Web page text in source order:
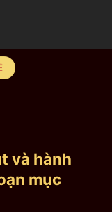
và hành
mục